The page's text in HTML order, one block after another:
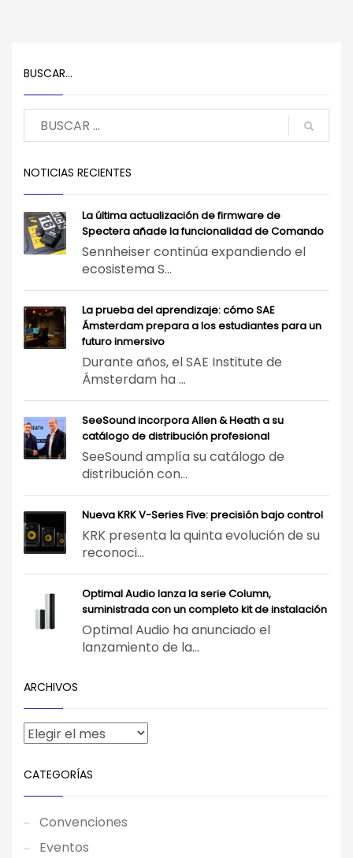
BUSCAR…
NOTICIAS RECIENTES
La última actualización de firmware de
Spectera añade la funcionalidad de Comando
Sennheiser continúa expandiendo el
ecosistema S...
La prueba del aprendizaje: cómo SAE
Ámsterdam prepara a los estudiantes para un
futuro inmersivo
Durante años, el SAE Institute de
Ámsterdam ha ...
SeeSound incorpora Allen & Heath a su
catálogo de distribución profesional
SeeSound amplía su catálogo de
distribución con...
Nueva KRK V-Series Five: precisión bajo control
KRK presenta la quinta evolución de su
reconoci...
Optimal Audio lanza la serie Column,
suministrada con un completo kit de instalación
Optimal Audio ha anunciado el
lanzamiento de la...
ARCHIVOS
CATEGORÍAS
Convenciones
Eventos